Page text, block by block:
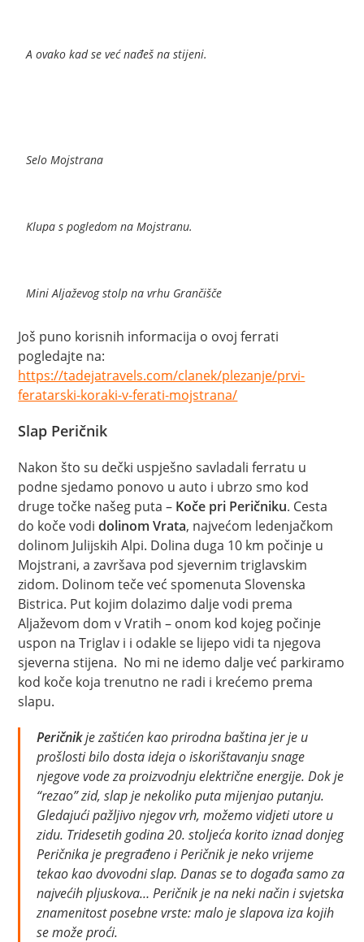
A ovako kad se već nađeš na stijeni.
Selo Mojstrana
Klupa s pogledom na Mojstranu.
Mini Aljaževog stolp na vrhu Grančišče
Još puno korisnih informacija o ovoj ferrati
pogledajte na:
https://tadejatravels.com/clanek/plezanje/prvi-
feratarski-koraki-v-ferati-mojstrana/
Slap Peričnik
Nakon što su dečki uspješno savladali ferratu u
podne sjedamo ponovo u auto i ubrzo smo kod
druge točke našeg puta – Koče pri Peričniku. Cesta
do koče vodidolinom Vrata, najvećom ledenjačkom
dolinom Julijskih Alpi. Dolina duga 10 km počinje u
Mojstrani, a završava pod sjevernim triglavskim
zidom. Dolinom teče već spomenuta Slovenska
Bistrica. Put kojim dolazimo dalje vodi prema
Aljaževom dom v Vratih – onom kod kojeg počinje
uspon na Triglav i i odakle se lijepo vidi ta njegova
sjeverna stijena. No mi ne idemo dalje već parkiramo
kod koče koja trenutno ne radi i krećemo prema
slapu.
Peričnikje zaštićen kao prirodna baština jer je u
prošlosti bilo dosta ideja o iskorištavanju snage
njegove vode za proizvodnju električne energije. Dok je
“rezao” zid, slap je nekoliko puta mijenjao putanju.
Gledajući pažljivo njegov vrh, možemo vidjeti utore u
zidu. Tridesetih godina 20. stoljeća korito iznad donjeg
Peričnika je pregrađeno i Peričnik je neko vrijeme
tekao kao dvovodni slap. Danas se to događa samo za
najvećih pljuskova… Peričnik je na neki način i svjetska
znamenitost posebne vrste: malo je slapova iza kojih
se može proći.